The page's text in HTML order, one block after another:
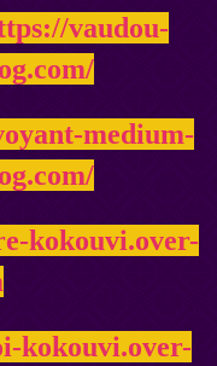
vaudou-
medium-
kokouvi.over-
kokouvi.over-